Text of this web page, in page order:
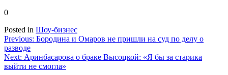
0
Posted in Шоу-бизнес
Навигация
по
записям
Previous: Бородина и Омаров не пришли на суд по делу о
разводе
Next: Аринбасарова о браке Высоцкой: «Я бы за старика
выйти не смогла»